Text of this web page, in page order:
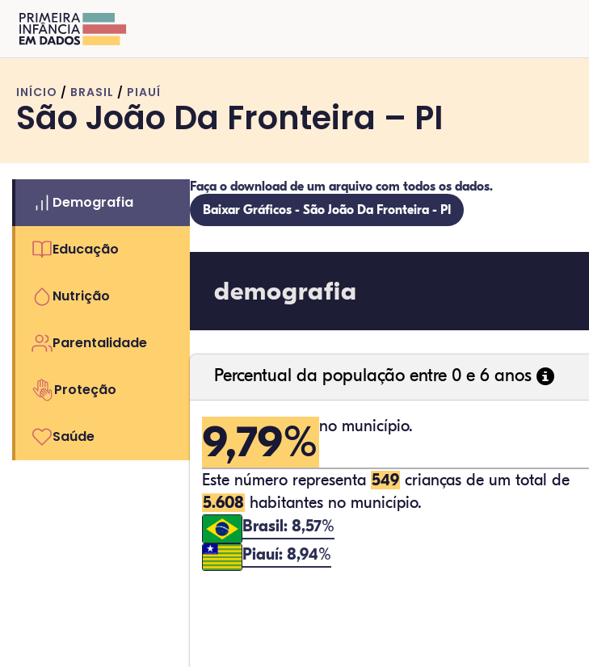
INÍCIO / BRASIL / PIAUÍ
São João Da Fronteira – PI
Demografia
Educação
Nutrição
Parentalidade
Proteção
Saúde
Faça o download de um arquivo com todos os dados.
Baixar Gráficos - São João Da Fronteira - PI
demografia
Percentual da população entre 0 e 6 anos
9,79% no município.
Este número representa 549 crianças de um total de
5.608 habitantes no município.
Brasil: 8,57%
Piauí: 8,94%